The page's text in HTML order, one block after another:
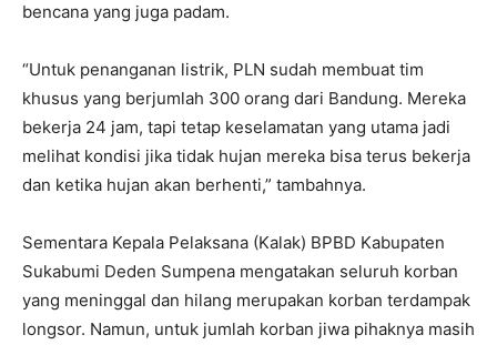
bencana yang juga padam.
“Untuk penanganan listrik, PLN sudah membuat tim
khusus yang berjumlah 300 orang dari Bandung. Mereka
bekerja 24 jam, tapi tetap keselamatan yang utama jadi
melihat kondisi jika tidak hujan mereka bisa terus bekerja
dan ketika hujan akan berhenti,” tambahnya.
Sementara Kepala Pelaksana (Kalak) BPBD Kabupaten
Sukabumi Deden Sumpena mengatakan seluruh korban
yang meninggal dan hilang merupakan korban terdampak
longsor. Namun, untuk jumlah korban jiwa pihaknya masih